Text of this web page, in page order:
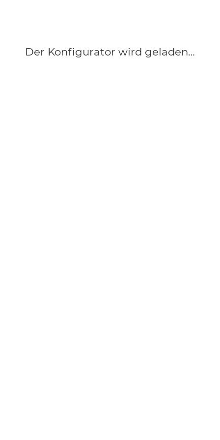
Der Konfigurator wird geladen…